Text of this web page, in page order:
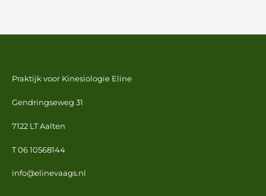
Praktijk voor Kinesiologie Eline
Gendringseweg 31
7122 LT Aalten
T 06 10568144
info@elinevaags.nl